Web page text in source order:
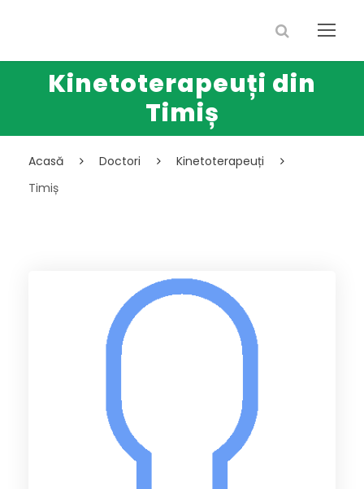
Kinetoterapeuți din
Timiș
Acasă Doctori
Kinetoterapeuți
Timiș